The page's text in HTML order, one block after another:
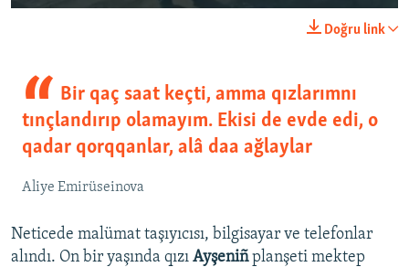
Doğru link
Bir qaç saat keçti, amma qızlarımnı
tınçlandırıp olamayım. Ekisi de evde edi, o
qadar qorqqanlar, alâ daa ağlaylar
Aliye Emirüseinova
Neticede malümat taşıyıcısı, bilgisayar ve telefonlar
alındı. On bir yaşında qızı Ayşeniñplanşeti mektep